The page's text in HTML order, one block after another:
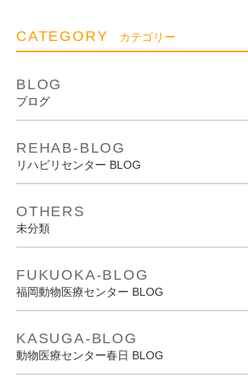
CATEGORY カテゴリー
BLOG
ブログ
REHAB-BLOG
リハビリセンター BLOG
OTHERS
未分類
FUKUOKA-BLOG
福岡動物医療センター BLOG
KASUGA-BLOG
動物医療センター春日 BLOG